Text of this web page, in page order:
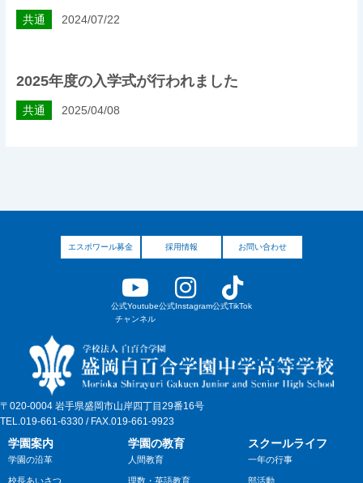
共通 2024/07/22
2025年度の入学式が行われました
共通 2025/04/08
エスポワール募金 採用情報 お問い合わせ
公式Youtube
チャンネル
公式Instagram公式TikTok
〒020-0004 岩手県盛岡市山岸四丁目29番16号
TEL.019-661-6330 / FAX.019-661-9923
学園案内
学園の沿革
校長あいさつ
学園の教育
人間教育
理数・英語教育
スクールライフ
一年の行事
部活動